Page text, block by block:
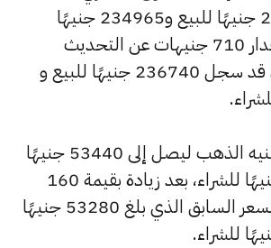
حيث بلغ 237455 جنيهًا للبيع و234965 جنيهًا
للشراء، مرتفعًا بمقدار 710 جنيهات عن التحديث
السابق، حيث كان قد سجل 236740 جنيهًا للبيع و
كما ارتفع سعر الجنيه الذهب ليصل إلى 53440 جنيهًا
للبيع و52880 جنيهًا للشراء، بعد زيادة بقيمة 160
جنيهات مقارنة بالسعر السابق الذي بلغ 53280 جنيهًا